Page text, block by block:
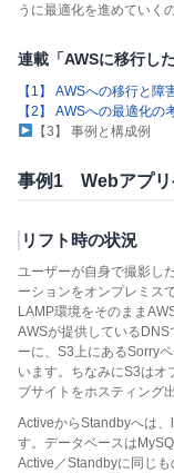
うに最適化を進めていく
連載「AWSに移行し
【1】 AWSへの移行と障
【2】 AWSへの最適化の
【3】 事例と構成例
事例1 Webアプリ
リフト時の状況
ユーザーが自身で撮影し
ーションをオンプレミス
LAMP環境をそのまま
AWSが提供している
ーに、S3上にあるSorry
います。ちなみにS3はオ
ブサイトをホスティング
ActiveからStandbyへは
す。データベースは
Active／Standbyに同じ